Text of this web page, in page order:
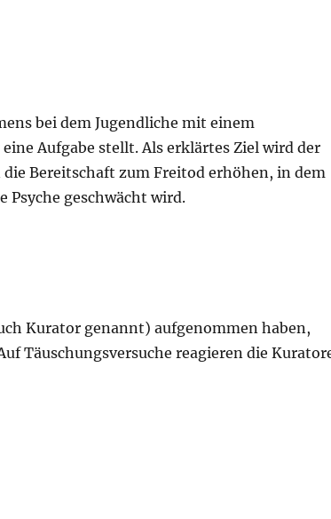
bei dem Jugendliche mit einem
Aufgabe stellt. Als erklärtes Ziel wird der
Bereitschaft zum Freitod erhöhen, in dem
geschwächt wird.
Kurator genannt) aufgenommen haben,
Täuschungsversuche reagieren die